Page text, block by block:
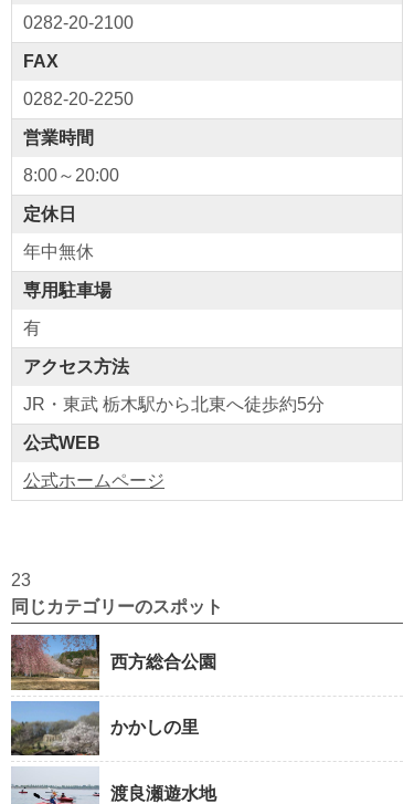
0282-20-2100
FAX
0282-20-2250
営業時間
8:00～20:00
定休日
年中無休
専用駐車場
有
アクセス方法
JR・東武 栃木駅から北東へ徒歩約5分
公式WEB
公式ホームページ
23
同じカテゴリーのスポット
西方総合公園
かかしの里
渡良瀬遊水地